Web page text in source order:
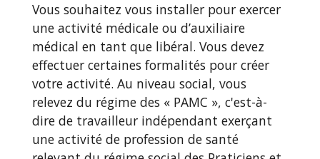
Vous souhaitez vous installer pour exercer
une activité médicale ou d’auxiliaire
médical en tant que libéral. Vous devez
effectuer certaines formalités pour créer
votre activité. Au niveau social, vous
relevez du régime des « PAMC », c'est-à-
dire de travailleur indépendant exerçant
une activité de profession de santé